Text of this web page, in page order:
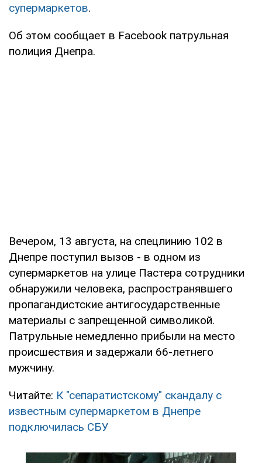
супермаркетов.
Об этом сообщает в Facebook патрульная
полиция Днепра.
Вечером, 13 августа, на спецлинию 102 в
Днепре поступил вызов - в одном из
супермаркетов на улице Пастера сотрудники
обнаружили человека, распространявшего
пропагандистские антигосударственные
материалы с запрещенной символикой.
Патрульные немедленно прибыли на место
происшествия и задержали 66-летнего
мужчину.
Читайте: К "сепаратистскому" скандалу с
известным супермаркетом в Днепре
подключилась СБУ